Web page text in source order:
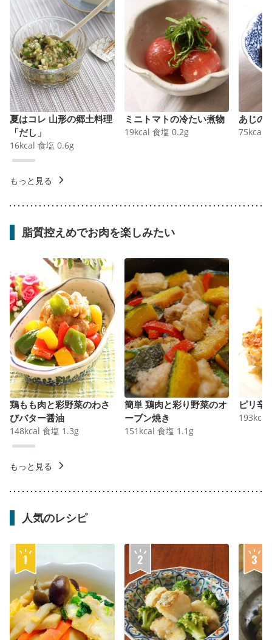
夏はコレ 山形の郷土料理
「だし」
16kcal 食塩 0.6g
ミニトマトの冷たい煮物
19kcal 食塩 0.2g
あじの
75kcal
もっと見る
脂質控えめでお肉を楽しみたい
鶏もも肉と彩野菜のわさ
びバター醤油
148kcal 食塩 1.3g
簡単 鶏肉と彩り野菜のオ
ーブン焼き
151 kcal 食塩 1.1 g
ピリ辛
193kcal
もっと見る
人気のレシピ